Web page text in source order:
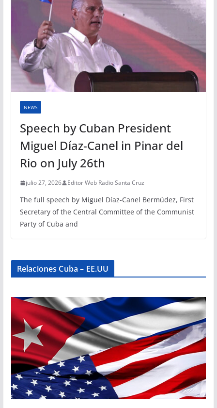
NEWS
Speech by Cuban President
Miguel Díaz-Canel in Pinar del
Rio on July 26th
julio 27, 2026 Editor Web Radio Santa Cruz
The full speech by Miguel Díaz-Canel Bermúdez, First
Secretary of the Central Committee of the Communist
Party of Cuba and
Relaciones Cuba – EE.UU